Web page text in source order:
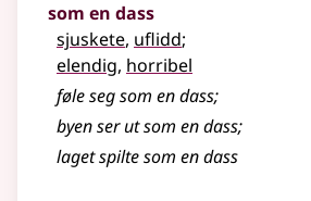
som en dass
sjuskete, uflidd;
elendig, horribel
føle seg som en dass;
byen ser ut som en dass;
laget spilte som en dass